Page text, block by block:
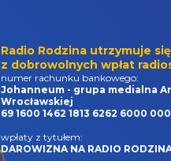
Radio Rodzina utrzymuje się
z dobrowolnych wpłat
numer rachunku bankowego:
Johanneum - grupa medialna
Wrocławskiej
69 1600 1462 1813 6262 6000
wpłaty z tytułem:
DAROWIZNA NA RADIO